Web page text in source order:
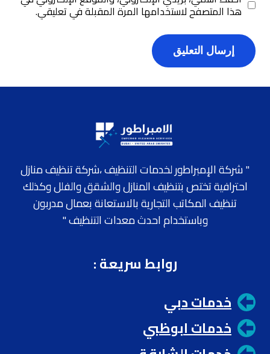
هذا المتصفح لاستخدامها المرة المقبلة في تعليقي.
" شركة الإمبراطور لخدمات التنظيف ،شركة تنظيف منازل
احترافية تختص بتنظيف المنازل والشقق والفلل وكذلك
تنظيف المكاتب التجارية بالاستعانة بعمال مدربون
وباستخدام احدث معدات التنظيف "
روابط سريعة:
خدمات دبي
خدمات ابوظبي